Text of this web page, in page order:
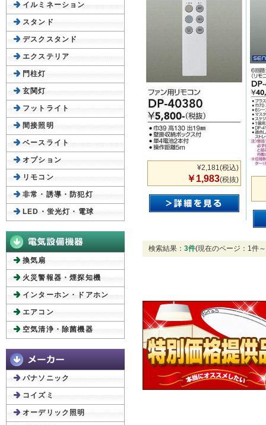
¥2,181(税込)
￥1,983(税抜)
検索結果： 3件(現在のページ：1件
イルミネーション
スタンド
デスクスタンド
エクステリア
門柱灯
玄関灯
フットライト
間接照明
ベースライト
オプション
リモコン
非常・誘導・防犯灯
LED・蛍光灯・電球
換気扇
火災警報器・煙探知機
インターホン・ドアホン
エアコン
空気清浄・除菌機器
パナソニック
コイズミ
オーデリック照明